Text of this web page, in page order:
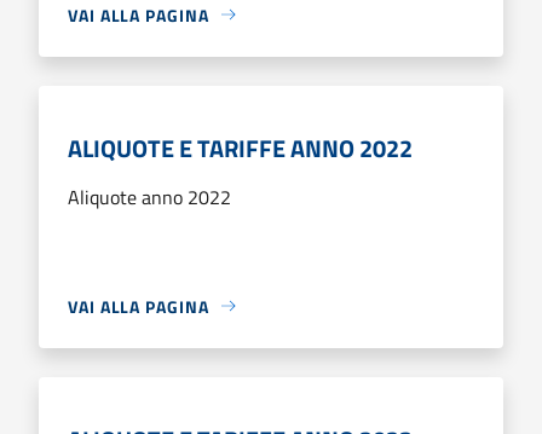
VAI ALLA PAGINA
ALIQUOTE E TARIFFE ANNO 2022
Aliquote anno 2022
VAI ALLA PAGINA